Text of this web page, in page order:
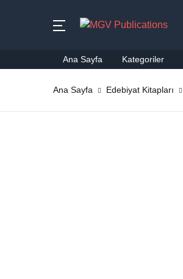
Ana Sayfa Kategoriler
Ana Sayfa Edebiyat Kitapları